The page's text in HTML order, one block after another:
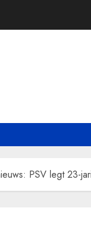
PSV legt 23-